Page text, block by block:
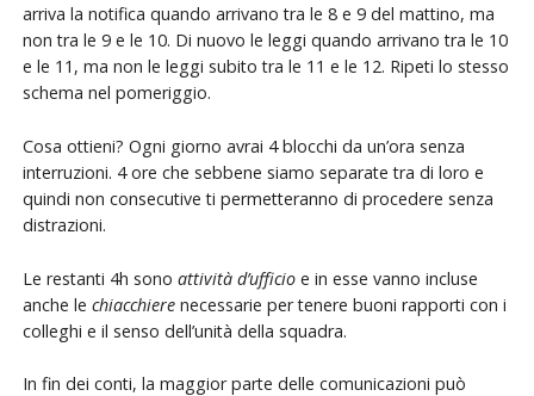
arriva la notifica quando arrivano tra le 8 e 9 del mattino, ma
non tra le 9 e le 10. Di nuovo le leggi quando arrivano tra le 10
e le 11, ma non le leggi subito tra le 11 e le 12. Ripeti lo stesso
schema nel pomeriggio.
Cosa ottieni? Ogni giorno avrai 4 blocchi da un’ora senza
interruzioni. 4 ore che sebbene siamo separate tra di loro e
quindi non consecutive ti permetteranno di procedere senza
distrazioni.
Le restanti 4h sono attività d’ufficioe in esse vanno incluse
anche le chiacchierenecessarie per tenere buoni rapporti con i
colleghi e il senso dell’unità della squadra.
In fin dei conti, la maggior parte delle comunicazioni può